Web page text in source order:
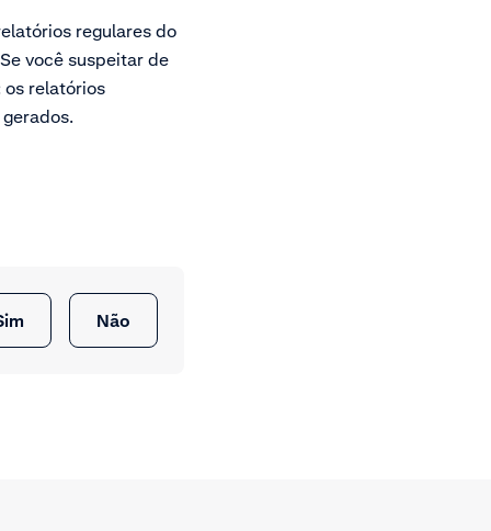
regulares do
você suspeitar de
os relatórios
Não